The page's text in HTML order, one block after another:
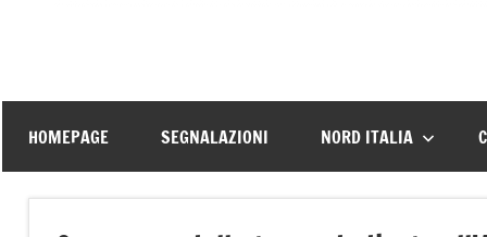
–
Associazione
di
tutte
HOMEPAGE SEGNALAZIONI NORD ITALIA